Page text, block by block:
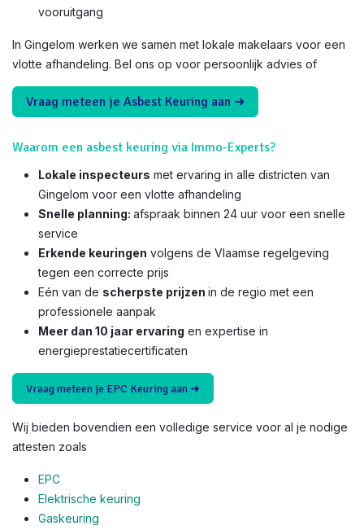
vooruitgang
In Gingelom werken we samen met lokale makelaars voor een
vlotte afhandeling. Bel ons op voor persoonlijk advies of
Vraag meteen je Asbest Keuring aan ➜
Waarom een asbest keuring via Immo-Experts?
Lokale inspecteurs met ervaring in alle districten van
Gingelom voor een vlotte afhandeling
Snelle planning: afspraak binnen 24 uur voor een snelle
service
Erkende keuringen volgens de Vlaamse regelgeving
tegen een correcte prijs
Eén van de scherpste prijzen in de regio met een
professionele aanpak
Meer dan 10 jaar ervaring en expertise in
energieprestatiecertificaten
Vraag meteen je EPC Keuring aan ➜
Wij bieden bovendien een volledige service voor al je nodige
attesten zoals
EPC
Elektrische keuring
Gaskeuring